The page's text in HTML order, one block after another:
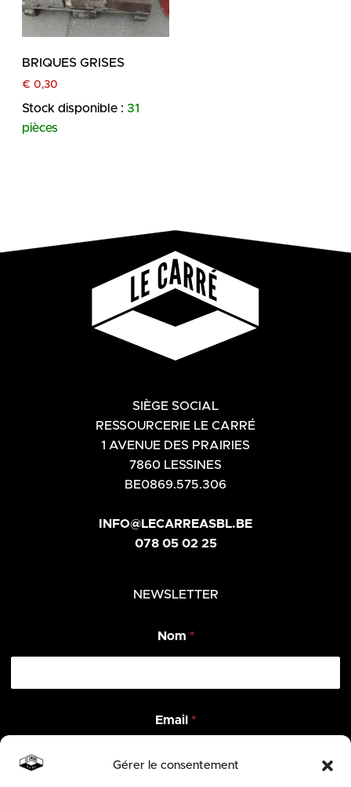
Gérer le consentement
BRIQUES GRISES
€ 0,30
Stock disponible : 31
pièces
SIÈGE SOCIAL
RESSOURCERIE LE CARRÉ
1 AVENUE DES PRAIRIES
7860 LESSINES
BE0869.575.306
INFO@LECARREASBL.BE
078 05 02 25
NEWSLETTER
Nom *
m
a
l
Email *